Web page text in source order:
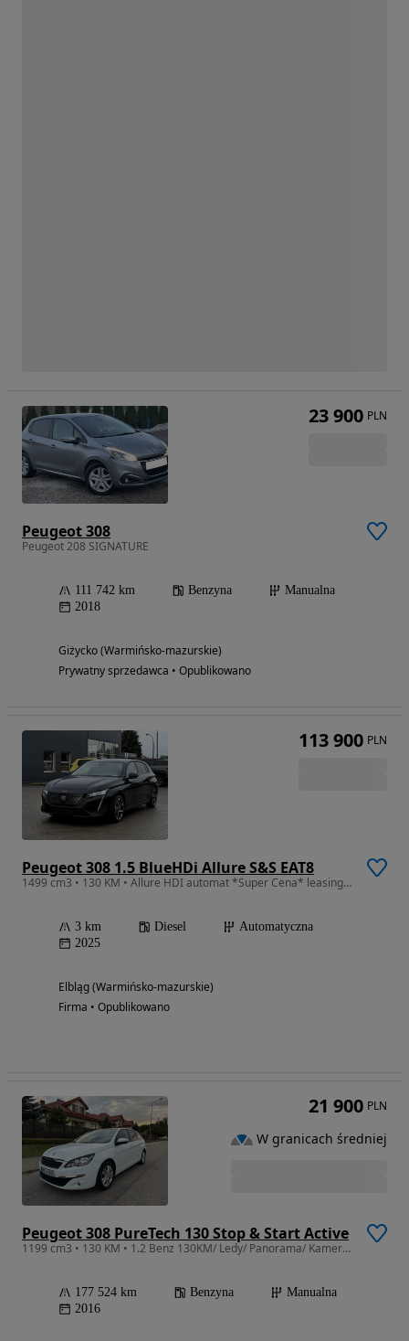
Peugeot 308
Peugeot 208 SIGNATURE
111 742 km Benzyna
Manualna
2018
Giżycko (Warmińsko-mazurskie)
Prywatny sprzedawca • Opublikowano
23 900 PLN
Peugeot 308 1.5 BlueHDi Allure S&S EAT8
1499 cm3 • 130 KM • Allure HDI automat *Super Cena* leasing 101%
3 km Diesel
Automatyczna
2025
Elbląg (Warmińsko-mazurskie)
Firma • Opublikowano
113 900 PLN
Peugeot 308 PureTech 130 Stop & Start Active
1199 cm3 • 130 KM • 1.2 Benz 130KM/ Ledy/ Panorama/ Kamera/ Climatronic/ Parktronic/
177 524 km Benzyna
Manualna
2016
21 900 PLN
W granicach średniej